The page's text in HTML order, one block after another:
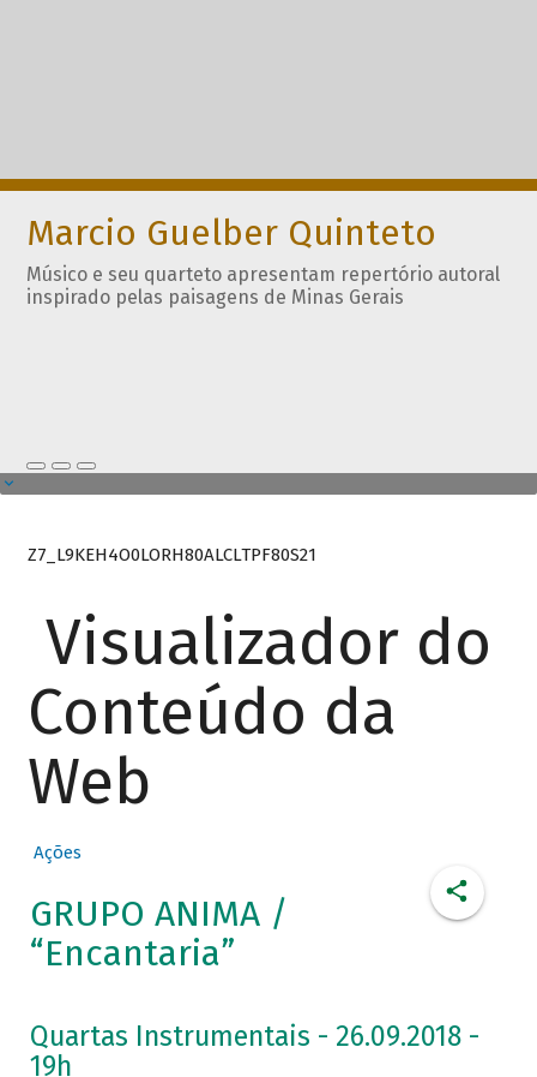
Marcio Guelber Quinteto
Músico e seu quarteto apresentam repertório autoral
inspirado pelas paisagens de Minas Gerais
Z7_L9KEH4O0LORH80ALCLTPF80S21
Visualizador do
Conteúdo da
Web
Ações
GRUPO ANIMA /
“Encantaria”
Quartas Instrumentais - 26.09.2018 -
19h